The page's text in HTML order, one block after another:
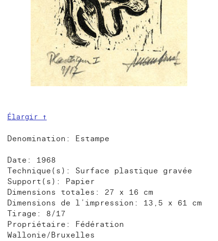
Élargir ↑
Denomination: Estampe
Date: 1968
Technique(s): Surface plastique gravée
Support(s): Papier
Dimensions totales: 27 x 16 cm
Dimensions de l’impression: 13,5 x 61 cm
Tirage: 8/17
Propriétaire: Fédération
Wallonie/Bruxelles